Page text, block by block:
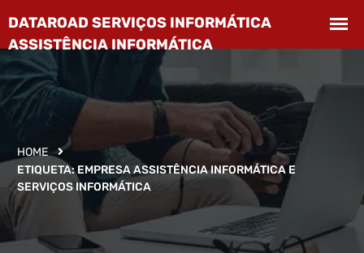
HOME
ETIQUETA:EMPRESA ASSISTÊNCIA INFORMÁTICA E
SERVIÇOS INFORMÁTICA